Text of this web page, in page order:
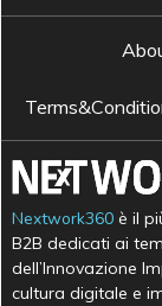
Nextwork360 è il
B2B dedicati ai
dell’Innovazione
cultura digitale e